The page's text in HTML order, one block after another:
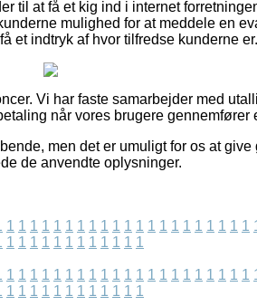
til at få et kig ind i internet
mulighed for at meddele en
et indtryk af hvor tilfredse kunderne er.
Vi har faste samarbejder med
når vores brugere gennemfører
men det er umuligt for os at give
de anvendte oplysninger.
1 1 1 1 1 1 1 1 1 1 1 1 1 1 1 1 1 1 1 1 1
1 1 1 1 1 1 1 1 1 1 1 1
1 1 1 1 1 1 1 1 1 1 1 1 1 1 1 1 1 1 1 1 1
1 1 1 1 1 1 1 1 1 1 1 1